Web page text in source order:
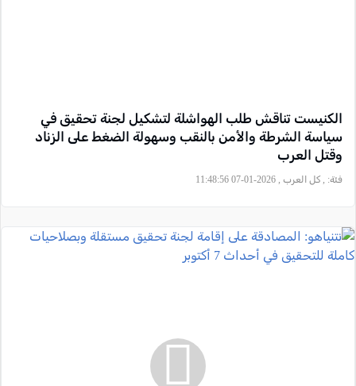
الكنيست تناقش طلب الهواشلة لتشكيل لجنة تحقيق في
سياسة الشرطة والأمن بالنقب وسهولة الضغط على الزناد
وقتل العرب
فئة: , كل العرب , 2026-01-07 11:48:56